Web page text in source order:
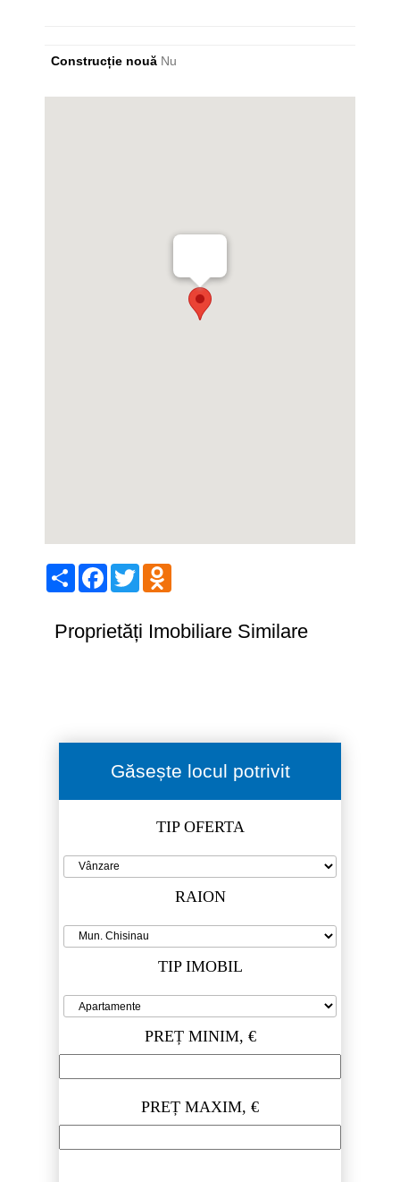
Construcție nouă Nu
ShareFacebook
Twitter
Proprietăți Imobiliare Similare
Găsește locul potrivit
TIP OFERTA
RAION
TIP IMOBIL
PREȚ MINIM, €
PREȚ MAXIM, €